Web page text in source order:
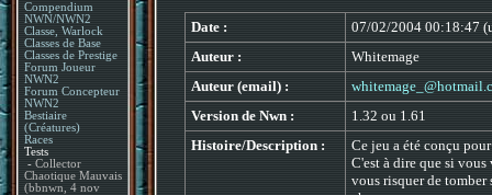
Compendium
NWN/NWN2
Classe, Warlock
Classes de Base
Classes de Prestige
Forum Joueur
NWN2
Forum Concepteur
NWN2
Bestiaire
(Créatures)
Races
Tests
- Collector
Chaotique Mauvais
(bbnwn, 4 nov
Date :
07/02/2004 00:18:47
Auteur :
Whitemage
Auteur (email) :
Version de Nwn :
1.32 ou 1.61
Histoire/Description :
Ce jeu a été conçu
C'est à dire que si
vous risquer de tomber